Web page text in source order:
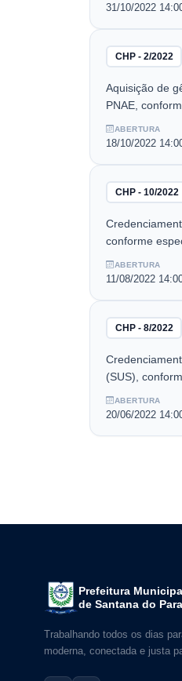
31/10/2022
CHP - 2/2022
Aquisição de
PNAE,
ABERTURA
18/10/2022
CHP - 10/2022
conforme
ABERTURA
11/08/2022
CHP - 8/2022
(SUS),
documento até
ABERTURA
20/06/2022
Prefeitura Municipal
de Santana do
Trabalhando todos os dias
moderna, conectada e justa